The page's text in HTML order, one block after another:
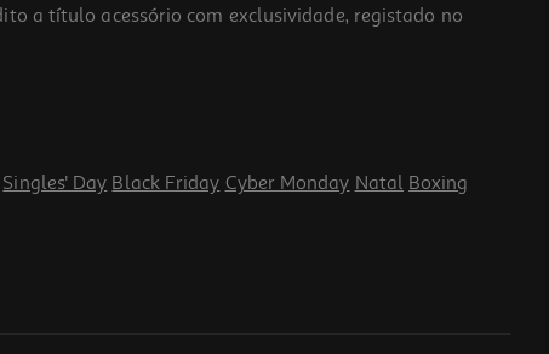
a título acessório com exclusividade, registado no
Singles' Day Black Friday Cyber Monday Natal Boxing